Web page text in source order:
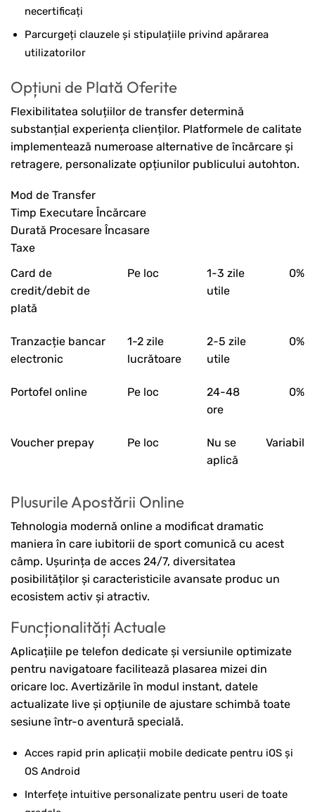
necertificați
Parcurgeți clauzele și stipulațiile privind apărarea
utilizatorilor
Opțiuni de Plată Oferite
Flexibilitatea soluțiilor de transfer determină
substanțial experiența clienților. Platformele de calitate
implementează numeroase alternative de încărcare și
retragere, personalizate opțiunilor publicului autohton.
Mod de Transfer
Timp Executare Încărcare
Durată Procesare Încasare
Taxe
Card de
credit/debit de
plată
Pe loc
1-3 zile
utile
0%
Tranzacție bancar
electronic
1-2 zile
lucrătoare
2-5 zile
utile
0%
Portofel online Pe loc
24-48
ore
0%
Voucher prepay Pe loc
Nu se
aplică
Variabil
Plusurile Apostării Online
Tehnologia modernă online a modificat dramatic
maniera în care iubitorii de sport comunică cu acest
câmp. Ușurința de acces 24/7, diversitatea
posibilităților și caracteristicile avansate produc un
ecosistem activ și atractiv.
Funcționalități Actuale
Aplicațiile pe telefon dedicate și versiunile optimizate
pentru navigatoare facilitează plasarea mizei din
oricare loc. Avertizările în modul instant, datele
actualizate live și opțiunile de ajustare schimbă toate
sesiune într-o aventură specială.
Acces rapid prin aplicații mobile dedicate pentru iOS și
OS Android
Interfețe intuitive personalizate pentru useri de toate